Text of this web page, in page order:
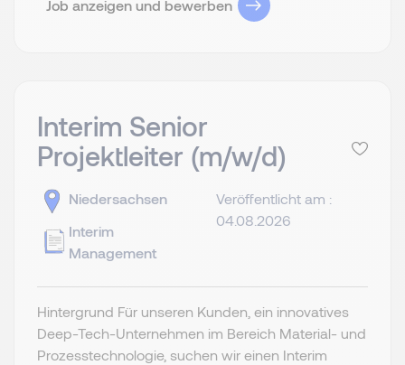
Job anzeigen und bewerben
Interim Senior
Projektleiter (m/w/d)
Niedersachsen
Interim
Management
Veröffentlicht am :
04.08.2026
Hintergrund Für unseren Kunden, ein innovatives
Deep-Tech-Unternehmen im Bereich Material- und
Prozesstechnologie, suchen wir einen Interim